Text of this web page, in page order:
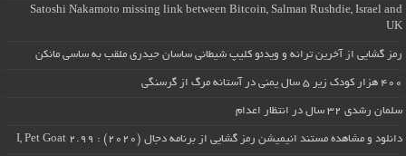
Satoshi Nakamoto missing link between Bitcoin, Salman Rushdie, Israel and
UK
رمز گشایی از آخرین ترانه و ویدئو کلیپ شیطانی ساسان حیدری ملقب به ساسی مانکن
۴۰۰ هزار کودک زیر ۵ سال یمنی در آستانه مرگ از گرسنگی
سلمان رشدی ۳۲ سال در انتظار اعدام
دانلود و مشاهده مستند انیمیشن رمز گشایی از برنامه دجال (۲۰۲۰) : I, Pet Goat 2.99